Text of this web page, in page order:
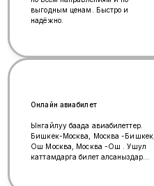
выгодным ценам. Быстро и
надёжно.
Онлайн авиабилет
Ынгайлуу баада авиабилеттер.
Бишкек-Москва, Москва -Бишкек,
Ош Москва, Москва -Ош . Ушул
каттамдарга билет алсаныздар